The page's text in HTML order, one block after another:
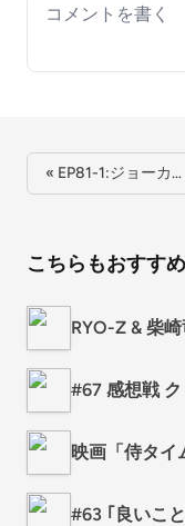
Your comment
« EP81-1:ジョーカ…
こちらもおすすめ
RYO-Z & 柴
#67 感想戦
映画「侍タイ
#63 ｢良いこ